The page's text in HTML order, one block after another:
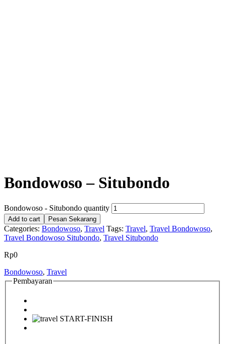
Bondowoso – Situbondo
Bondowoso - Situbondo quantity
Add to cart Pesan Sekarang
Categories: Bondowoso, Travel Tags: Travel, Travel Bondowoso,
Travel Bondowoso Situbondo, Travel Situbondo
Rp0
Bondowoso, Travel
Pembayaran